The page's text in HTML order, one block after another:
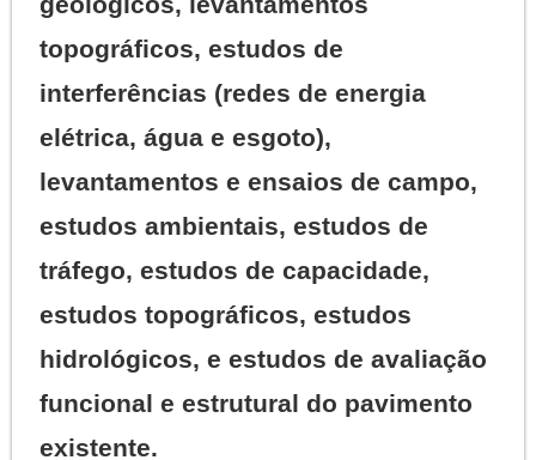
topográficos, estudos de
interferências (redes de energia
elétrica, água e esgoto),
levantamentos e ensaios de campo,
estudos ambientais, estudos de
tráfego, estudos de capacidade,
estudos topográficos, estudos
hidrológicos, e estudos de avaliação
funcional e estrutural do pavimento
existente.